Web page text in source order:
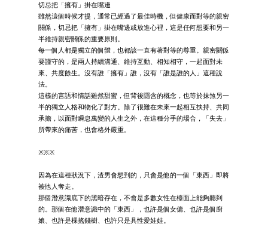
切忌把「擁有」掛在嘴邊
雖然這個時候才提，通常已經過了最佳時機，但健康而對等的親密
關係，切忌把「擁有」掛在嘴邊或放進心裡，這是任何想要和另一
半維持親密關係的重要原則。
每一個人都是獨立的個體，也都該一直有著對等的尊重。親密關係
要謹守的，是兩人持續溝通、維持互動、相知相守，一起面對未
來、共度餘生。沒有誰「擁有」誰，沒有「誰是誰的人」這種說
法。
這樣的言語和情話雖然甜蜜，但背後隱含的概念，也等於抹煞另一
半的獨立人格和物化了對方。除了很難在未來一起相互扶持、共同
承擔，以面對瞬息萬變的人生之外，在這種分手的場合，「失去」
所帶來的痛苦，也會格外嚴重。
※※※
因為在這種狀況下，渣男會想到的，只會是他的一個「東西」即將
被他人奪走。
那個潛意識底下的黑暗存在，不會是多數女性在檯面上能夠聽到
的。那個在他潛意識中的「東西」，也許是個女傭、也許是個廚
娘、也許是棵搖錢樹、也許只是具性愛娃娃。